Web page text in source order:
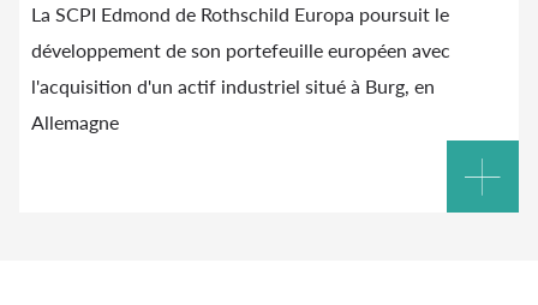
La SCPI Edmond de Rothschild Europa poursuit le
développement de son portefeuille européen avec
l'acquisition d'un actif industriel situé à Burg, en
Allemagne